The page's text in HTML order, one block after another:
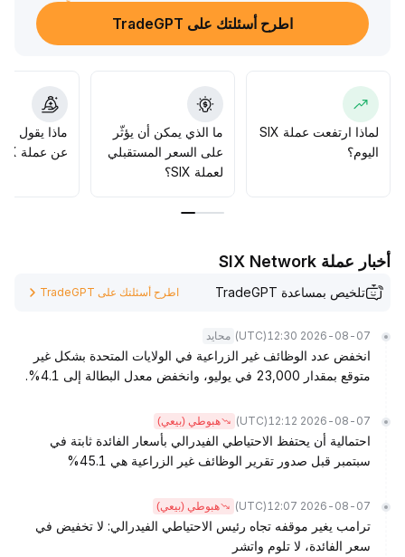
القمم السابقة (مناطق المقاومة الرئيسية) وتزامن ذلك مع زيادة
حجم التداول، وانتظار وضوح الهيكل الصاعد قبل زيادة المراكز،
ملاحقة الأسعار المرتفعة
اطرح أسئلتك على TradeGPT
لماذا ارتفعت عملة SIX
اليوم؟
ما الذي يمكن أن يؤثّر
على السعر المستقبلي
لعملة SIX؟
ماذا يقول
عن عملة SIX؟
أخبار عملة SIX Network
تلخيص بمساعدة TradeGPT اطرح أسئلتك على TradeGPT
2026-08-07 12:30
(UTC) محايد
انخفض عدد الوظائف غير الزراعية في الولايات المتحدة بشكل غير
متوقع بمقدار 23,000 في يوليو، وانخفض معدل البطالة إلى 4.1%.
2026-08-07 12:12
(UTC) هبوطي (بيعي)
احتمالية أن يحتفظ الاحتياطي الفيدرالي بأسعار الفائدة ثابتة في
سبتمبر قبل صدور تقرير الوظائف غير الزراعية هي 45.1%
2026-08-07 12:07
(UTC) هبوطي (بيعي)
ترامب يغير موقفه تجاه رئيس الاحتياطي الفيدرالي: لا تخفيض في
سعر الفائدة، لا تلوم واتشر